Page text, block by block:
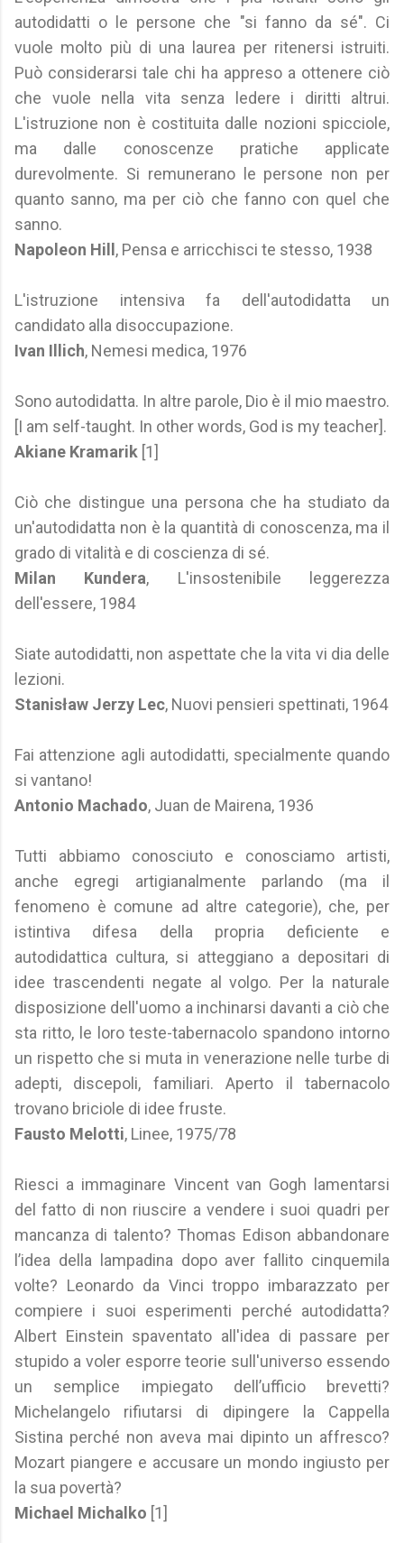
autodidatti o le persone che "si fanno da sé". Ci
vuole molto più di una laurea per ritenersi istruiti.
Può considerarsi tale chi ha appreso a ottenere ciò
che vuole nella vita senza ledere i diritti altrui.
L'istruzione non è costituita dalle nozioni spicciole,
ma dalle conoscenze pratiche applicate
durevolmente. Si remunerano le persone non per
quanto sanno, ma per ciò che fanno con quel che
sanno.
Napoleon Hill , Pensa e arricchisci te stesso, 1938
L'istruzione intensiva fa dell'autodidatta un
candidato alla disoccupazione.
Ivan Illich, Nemesi medica, 1976
Sono autodidatta. In altre parole, Dio è il mio maestro.
[I am self-taught. In other words, God is my teacher].
Akiane Kramarik [1]
Ciò che distingue una persona che ha studiato da
un'autodidatta non è la quantità di conoscenza, ma il
grado di vitalità e di coscienza di sé.
Milan Kundera, L'insostenibile leggerezza
dell'essere, 1984
Siate autodidatti, non aspettate che la vita vi dia delle
lezioni.
Stanisław Jerzy Lec, Nuovi pensieri spettinati, 1964
Fai attenzione agli autodidatti, specialmente quando
si vantano!
Antonio Machado, Juan de Mairena, 1936
Tutti abbiamo conosciuto e conosciamo artisti,
anche egregi artigianalmente parlando (ma il
fenomeno è comune ad altre categorie), che, per
istintiva difesa della propria deficiente e
autodidattica cultura, si atteggiano a depositari di
idee trascendenti negate al volgo. Per la naturale
disposizione dell'uomo a inchinarsi davanti a ciò che
sta ritto, le loro teste-tabernacolo spandono intorno
un rispetto che si muta in venerazione nelle turbe di
adepti, discepoli, familiari. Aperto il tabernacolo
trovano briciole di idee fruste.
Fausto Melotti, Linee, 1975/78
Riesci a immaginare Vincent van Gogh lamentarsi
del fatto di non riuscire a vendere i suoi quadri per
mancanza di talento? Thomas Edison abbandonare
l’idea della lampadina dopo aver fallito cinquemila
volte? Leonardo da Vinci troppo imbarazzato per
compiere i suoi esperimenti perché autodidatta?
Albert Einstein spaventato all'idea di passare per
stupido a voler esporre teorie sull'universo essendo
un semplice impiegato dell’ufficio brevetti?
Michelangelo rifiutarsi di dipingere la Cappella
Sistina perché non aveva mai dipinto un affresco?
Mozart piangere e accusare un mondo ingiusto per
la sua povertà?
Michael Michalko [1]